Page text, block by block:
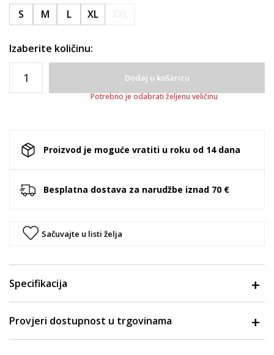
S M L XL
Izaberite količinu:
Dodaj u košaricu
Potrebno je odabrati željenu veličinu
Proizvod je moguće vratiti u roku od 14 dana
Besplatna dostava za narudžbe iznad 70 €
Sačuvajte u listi želja
Specifikacija
Provjeri dostupnost u trgovinama